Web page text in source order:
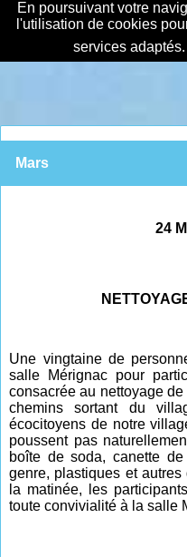
En poursuivant votre
l'utilisation de cookies
services adaptés.
Mars
24
Une vingtaine de
salle Mérignac pour
consacrée au nettoyage
chemins sortant du
écocitoyens de notre
poussent pas
boîte de soda, canette
genre, plastiques et
la matinée, les
toute convivialité à la salle